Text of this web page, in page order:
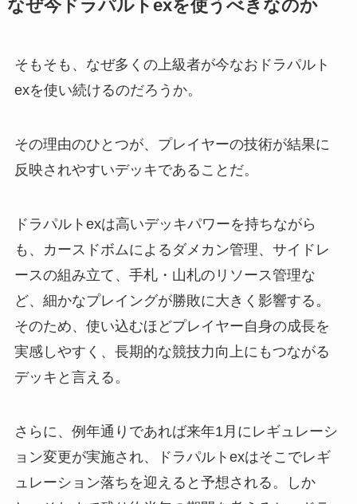
なぜ今ドラパルトexを使うべきなのか
そもそも、なぜ多くの上級者が今なおドラパルト
exを使い続けるのだろうか。
その理由のひとつが、プレイヤーの技術が結果に
反映されやすいデッキであることだ。
ドラパルトexは高いデッキパワーを持ちながら
も、カースドボムによるダメカン管理、サイドレ
ースの組み立て、手札・山札のリソース管理な
ど、細かなプレイングが勝敗に大きく影響する。
そのため、使い込むほどプレイヤー自身の成長を
実感しやすく、長期的な競技力向上にもつながる
デッキと言える。
さらに、例年通りであれば来年1月にレギュレーシ
ョン変更が実施され、ドラパルトexはそこでレギ
ュレーション落ちを迎えると予想される。しか